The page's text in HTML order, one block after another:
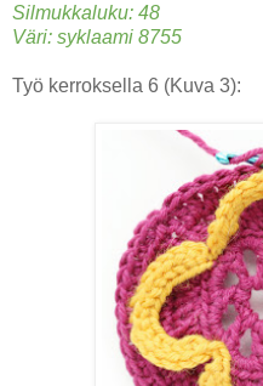
Silmukkaluku: 48
Väri: syklaami 8755
Työ kerroksella 6 (Kuva 3):